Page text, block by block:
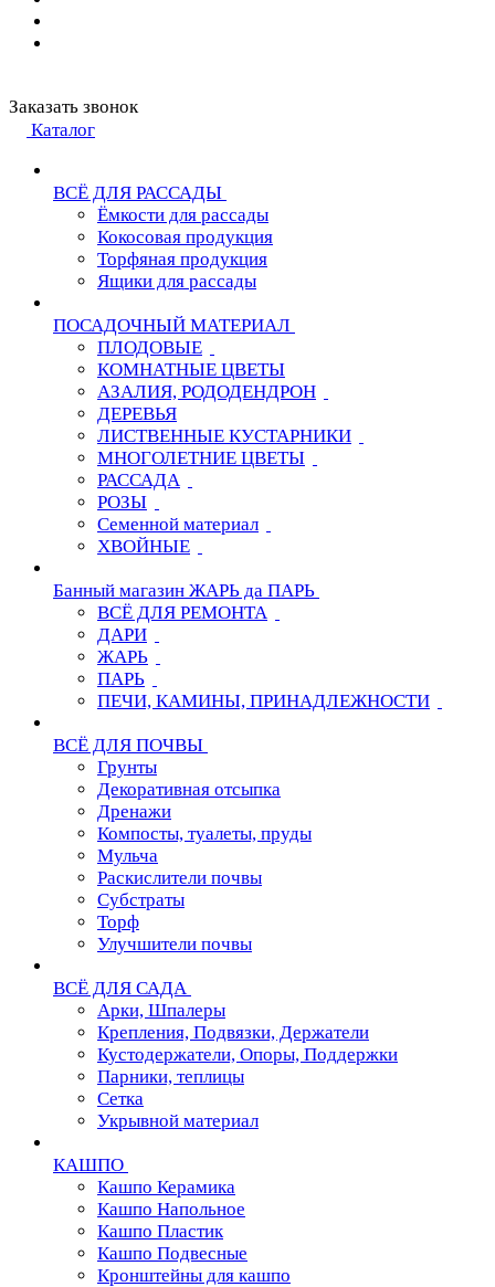
Заказать звонок
Каталог
ВСЁ ДЛЯ РАССАДЫ
Ёмкости для рассады
Кокосовая продукция
Торфяная продукция
Ящики для рассады
ПОСАДОЧНЫЙ МАТЕРИАЛ
ПЛОДОВЫЕ
КОМНАТНЫЕ ЦВЕТЫ
АЗАЛИЯ, РОДОДЕНДРОН
ДЕРЕВЬЯ
ЛИСТВЕННЫЕ КУСТАРНИКИ
МНОГОЛЕТНИЕ ЦВЕТЫ
РАССАДА
РОЗЫ
Семенной материал
ХВОЙНЫЕ
Банный магазин ЖАРЬ да ПАРЬ
ВСЁ ДЛЯ РЕМОНТА
ДАРИ
ЖАРЬ
ПАРЬ
ПЕЧИ, КАМИНЫ, ПРИНАДЛЕЖНОСТИ
ВСЁ ДЛЯ ПОЧВЫ
Грунты
Декоративная отсыпка
Дренажи
Компосты, туалеты, пруды
Мульча
Раскислители почвы
Субстраты
Торф
Улучшители почвы
ВСЁ ДЛЯ САДА
Арки, Шпалеры
Крепления, Подвязки, Держатели
Кустодержатели, Опоры, Поддержки
Парники, теплицы
Сетка
Укрывной материал
КАШПО
Кашпо Керамика
Кашпо Напольное
Кашпо Пластик
Кашпо Подвесные
Кронштейны для кашпо